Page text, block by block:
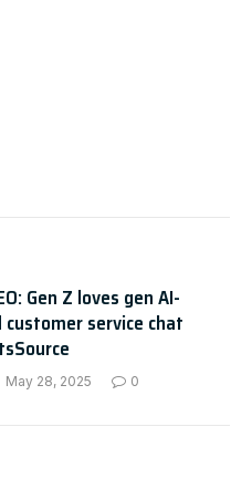
Gen Z loves gen AI-
service chat
May 28, 2025 0